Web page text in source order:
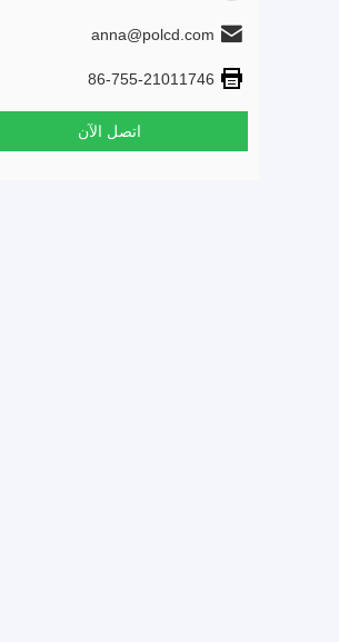
anna@polcd.com
86-755-21011746
اتصل الآن